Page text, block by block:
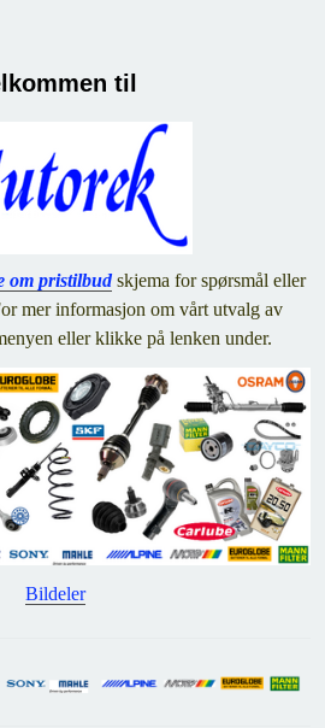
til
om pristilbudskjema for spørsmål eller
mer informasjon om vårt utvalg av
eller klikke på lenken under.
Bildeler